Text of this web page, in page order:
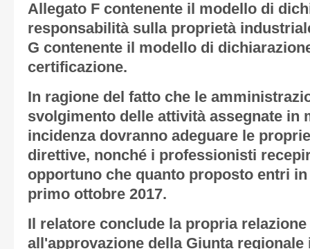
Allegato F contenente il modello di
responsabilità sulla proprietà
G contenente il modello di
certificazione.
In ragione del fatto che le
svolgimento delle attività assegnate in
incidenza dovranno adeguare le
direttive, nonché i professionisti
opportuno che quanto proposto entri
primo ottobre 2017.
Il relatore conclude la propria
all'approvazione della Giunta regionale